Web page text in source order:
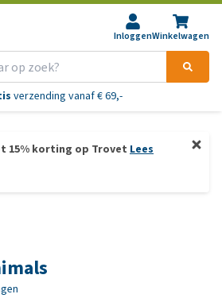
InloggenWinkelwagen
verzending vanaf € 69,-
15% korting op Trovet Lees